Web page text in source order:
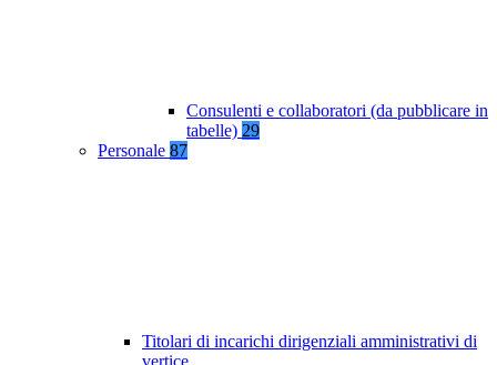
Consulenti e collaboratori (da pubblicare in
tabelle) 29
Personale 87
Titolari di incarichi dirigenziali amministrativi di